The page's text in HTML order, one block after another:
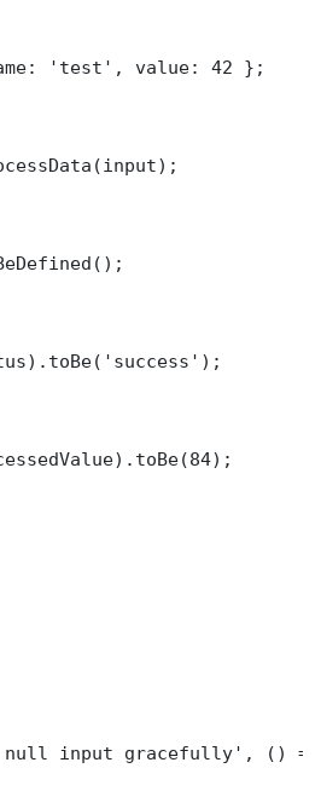
'test', value: 42 };
null input gracefully', ()